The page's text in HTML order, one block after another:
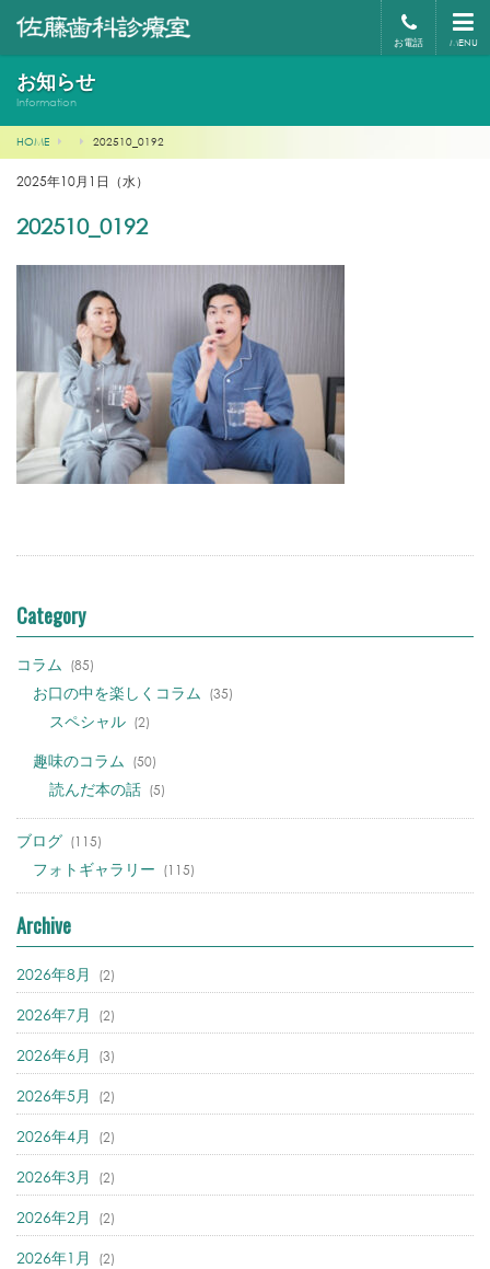
MENU
お電話
お知らせ
Information
HOME 202510_0192
2025年10月1日（水）
202510_0192
Category
コラム (85)
お口の中を楽しくコラム (35)
スペシャル (2)
趣味のコラム (50)
読んだ本の話 (5)
ブログ (115)
フォトギャラリー (115)
Archive
2026年8月 (2)
2026年7月 (2)
2026年6月 (3)
2026年5月 (2)
2026年4月 (2)
2026年3月 (2)
2026年2月 (2)
2026年1月 (2)